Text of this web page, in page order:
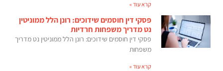
קרא עוד »
פסקי דין חוסמים שידוכים: רונן הלל ממוניטין
נט מדריך משפחות חרדיות
פסקי דין חוסמים שידוכים: רונן הלל ממוניטין נט מדריך
משפחות
קרא עוד »